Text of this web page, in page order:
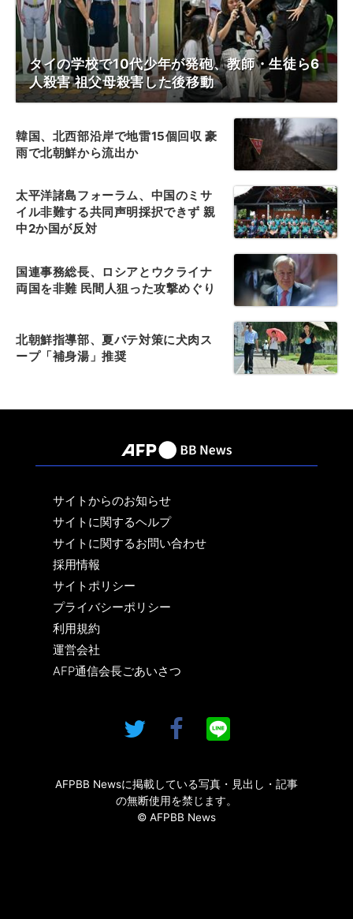
タイの学校で10代少年が発砲、教師・生徒ら6
人殺害 祖父母殺害した後移動
韓国、北西部沿岸で地雷15個回収 豪
雨で北朝鮮から流出か
太平洋諸島フォーラム、中国のミサ
イル非難する共同声明採択できず 親
中2か国が反対
国連事務総長、ロシアとウクライナ
両国を非難 民間人狙った攻撃めぐり
北朝鮮指導部、夏バテ対策に犬肉ス
ープ「補身湯」推奨
サイトからのお知らせ
サイトに関するヘルプ
サイトに関するお問い合わせ
採用情報
サイトポリシー
プライバシーポリシー
利用規約
運営会社
AFP通信会長ごあいさつ
AFPBB Newsに掲載している写真・見出し・記事
の無断使用を禁じます。
© AFPBB News